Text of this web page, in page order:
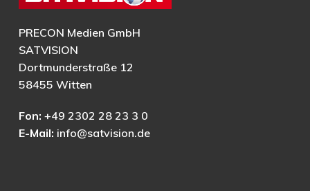
PRECON Medien GmbH
SATVISION
Dortmunderstraße 12
58455 Witten
Fon: +49 2302 28 23 3 0
E-Mail: info@satvision.de